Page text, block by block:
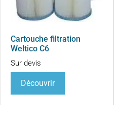
Cartouche filtration
Weltico C6
Sur devis
Découvrir